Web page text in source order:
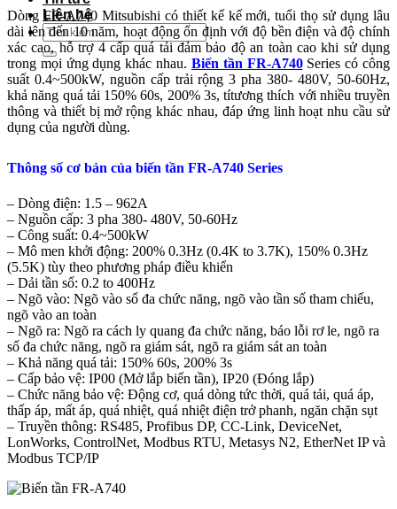
Liên hệ
Tìm
kiếm:
Dòng FR-A740 Mitsubishi có thiết kế kế mới, tuổi thọ sử dụng lâu
dài lên đến 10 năm, hoạt động ổn định với độ bền điện và độ chính
xác cao, hỗ trợ 4 cấp quá tải đảm bảo độ an toàn cao khi sử dụng
trong mọi ứng dụng khác nhau. Biến tần FR-A740Series có công
suất 0.4~500kW, nguồn cấp trải rộng 3 pha 380- 480V, 50-60Hz,
khả năng quá tải 150% 60s, 200% 3s, títương thích với nhiều truyền
thông và thiết bị mở rộng khác nhau, đáp ứng linh hoạt nhu cầu sử
dụng của người dùng.
Thông số cơ bản của biến tần FR-A740 Series
– Dòng điện: 1.5 – 962A
– Nguồn cấp: 3 pha 380- 480V, 50-60Hz
– Công suất: 0.4~500kW
– Mô men khởi động: 200% 0.3Hz (0.4K to 3.7K), 150% 0.3Hz
(5.5K) tùy theo phương pháp điều khiển
– Dải tần số: 0.2 to 400Hz
– Ngõ vào: Ngõ vào số đa chức năng, ngõ vào tần số tham chiếu,
ngõ vào an toàn
– Ngõ ra: Ngõ ra cách ly quang đa chức năng, báo lỗi rơ le, ngõ ra
số đa chức năng, ngõ ra giám sát, ngõ ra giám sát an toàn
– Khả năng quá tải: 150% 60s, 200% 3s
– Cấp bảo vệ: IP00 (Mở lắp biến tần), IP20 (Đóng lắp)
– Chức năng bảo vệ: Động cơ, quá dòng tức thời, quá tải, quá áp,
thấp áp, mất áp, quá nhiệt, quá nhiệt điện trở phanh, ngăn chặn sụt
– Truyền thông: RS485, Profibus DP, CC-Link, DeviceNet,
LonWorks, ControlNet, Modbus RTU, Metasys N2, EtherNet IP và
Modbus TCP/IP